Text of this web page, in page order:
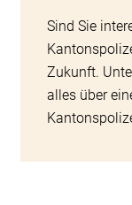
Sind Sie
Zukunft.
alles über